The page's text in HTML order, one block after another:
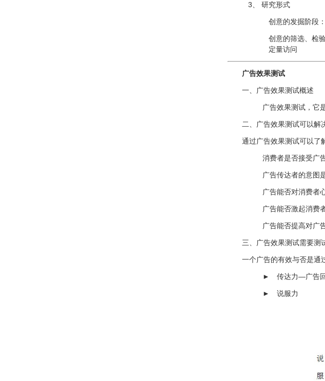
3、 研究形式
创意的发掘阶段
创意的筛选、检
定量访问
广告效果测试
一、广告效果测试概述
广告效果测试，它是
二、广告效果测试可以解
通过广告效果测试可以了
消费者是否接受广
广告传达者的意图
广告能否对消费者
广告能否激起消费者
广告能否提高对广告
三、广告效果测试需要测试
一个广告的有效与否是通
► 传达力—广告回
► 说服力